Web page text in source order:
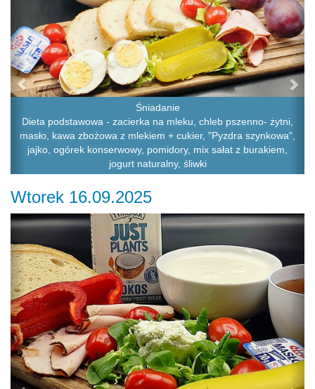
Śniadanie
Dieta podstawowa - zacierka na mleku, chleb pszenno- żytni,
masło, kawa zbożowa z mlekiem + cukier, "Pyzdra szynkowa",
jajko, ogórek konserwowy, pomidory, mix sałat z burakiem,
jogurt naturalny, śliwki
Wtorek 16.09.2025
Previous